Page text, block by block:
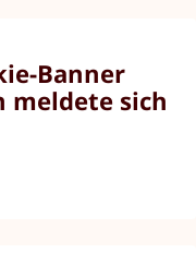
Banner
meldete sich